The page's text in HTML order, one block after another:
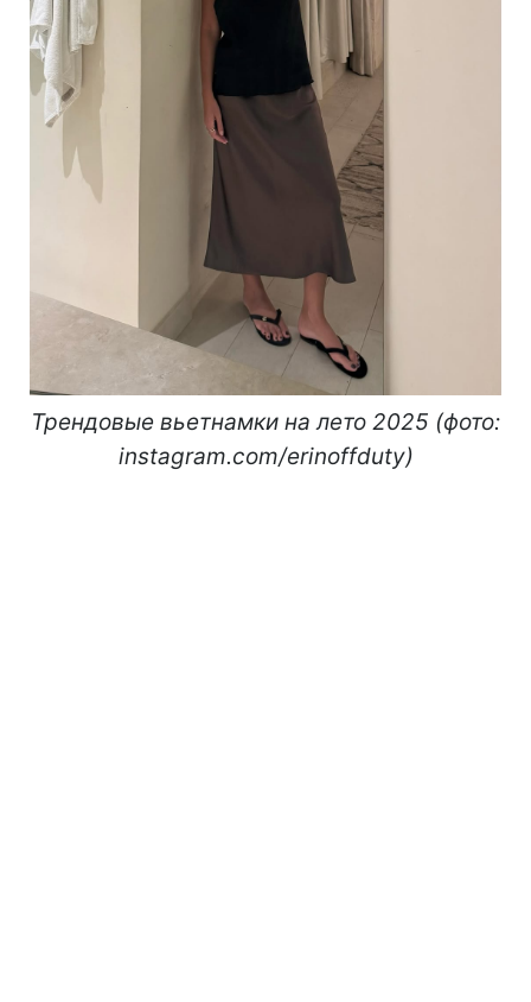
Трендовые вьетнамки на лето 2025 (фото:
instagram.com/erinoffduty)